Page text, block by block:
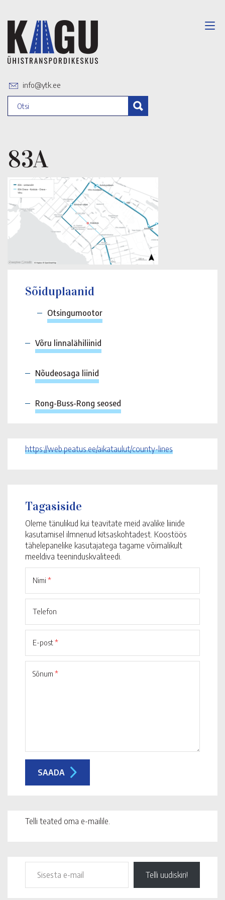
info@ytk.ee
83A
Sõiduplaanid
Otsingumootor
Võru linnalähiliinid
Nõudeosaga liinid
Rong-Buss-Rong seosed
https://web.peatus.ee/aikataulut/county-lines
Tagasiside
Oleme tänulikud kui teavitate meid avalike liinide
kasutamisel ilmnenud kitsaskohtadest. Koostöös
tähelepanelike kasutajatega tagame võimalikult
meeldiva teeninduskvaliteedi.
Nimi *
Telefon
E-post*
Sõnum *
Telli teated oma e-mailile.
Telli uudiskiri!